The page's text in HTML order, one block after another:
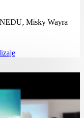
Misky Wayra